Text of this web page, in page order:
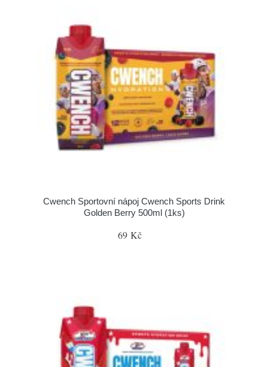
Cwench Sportovní nápoj Cwench Sports Drink
Golden Berry 500ml (1ks)
69 Kč